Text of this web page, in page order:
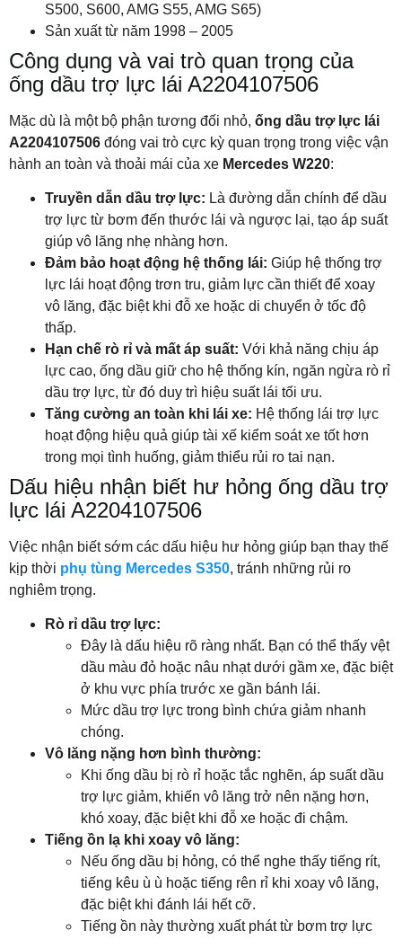
S500, S600, AMG S55, AMG S65)
Sản xuất từ năm 1998 – 2005
Công dụng và vai trò quan trọng của
ống dầu trợ lực lái A2204107506
Mặc dù là một bộ phận tương đối nhỏ, ống dầu trợ lực lái
A2204107506 đóng vai trò cực kỳ quan trọng trong việc vận
hành an toàn và thoải mái của xe Mercedes W220:
Truyền dẫn dầu trợ lực: Là đường dẫn chính để dầu
trợ lực từ bơm đến thước lái và ngược lại, tạo áp suất
giúp vô lăng nhẹ nhàng hơn.
Đảm bảo hoạt động hệ thống lái: Giúp hệ thống trợ
lực lái hoạt động trơn tru, giảm lực cần thiết để xoay
vô lăng, đặc biệt khi đỗ xe hoặc di chuyển ở tốc độ
thấp.
Hạn chế rò rỉ và mất áp suất: Với khả năng chịu áp
lực cao, ống dầu giữ cho hệ thống kín, ngăn ngừa rò rỉ
dầu trợ lực, từ đó duy trì hiệu suất lái tối ưu.
Tăng cường an toàn khi lái xe: Hệ thống lái trợ lực
hoạt động hiệu quả giúp tài xế kiểm soát xe tốt hơn
trong mọi tình huống, giảm thiểu rủi ro tai nạn.
Dấu hiệu nhận biết hư hỏng ống dầu trợ
lực lái A2204107506
Việc nhận biết sớm các dấu hiệu hư hỏng giúp bạn thay thế
kịp thời phụ tùng Mercedes S350, tránh những rủi ro
nghiêm trọng.
Rò rỉ dầu trợ lực:
Đây là dấu hiệu rõ ràng nhất. Bạn có thể thấy vệt
dầu màu đỏ hoặc nâu nhạt dưới gầm xe, đặc biệt
ở khu vực phía trước xe gần bánh lái.
Mức dầu trợ lực trong bình chứa giảm nhanh
chóng.
Vô lăng nặng hơn bình thường:
Khi ống dầu bị rò rỉ hoặc tắc nghẽn, áp suất dầu
trợ lực giảm, khiến vô lăng trở nên nặng hơn,
khó xoay, đặc biệt khi đỗ xe hoặc đi chậm.
Tiếng ồn lạ khi xoay vô lăng:
Nếu ống dầu bị hỏng, có thể nghe thấy tiếng rít,
tiếng kêu ù ù hoặc tiếng rên rỉ khi xoay vô lăng,
đặc biệt khi đánh lái hết cỡ.
Tiếng ồn này thường xuất phát từ bơm trợ lực